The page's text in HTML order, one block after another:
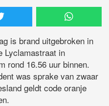
is brand uitgebroken in
Lyclamastraat in
rond 16.56 uur binnen.
was sprake van zwaar
geldt code oranje